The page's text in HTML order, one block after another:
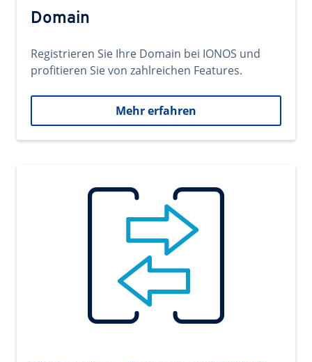
Domain
Registrieren Sie Ihre Domain bei IONOS und
profitieren Sie von zahlreichen Features.
Mehr erfahren